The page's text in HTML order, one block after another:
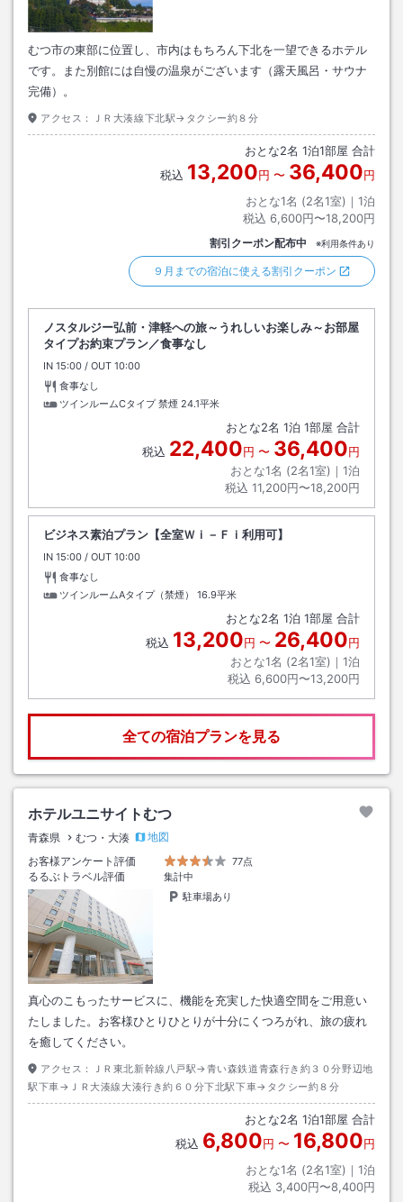
むつ市の東部に位置し、市内はもちろん下北を一望できるホテル
です。また別館には自慢の温泉がございます（露天風呂・サウナ
完備）。
アクセス： ＪＲ大湊線下北駅→タクシー約８分
おとな2名 1泊1部屋 合計
税込 13,200円 〜 36,400円
おとな1名 (2名1室)｜ 1泊
税込 6,600円〜18,200円
割引クーポン配布中 ※利用条件あり
９月までの宿泊に使える割引クーポン
ノスタルジー弘前・津軽への旅～うれしいお楽しみ～お部屋
タイプお約束プラン／食事なし
IN チェックイン
15:00 / OUT チェックアウト
10:00
食事なし
ツインルームCタイプ 禁煙 24.1平米
おとな2名 1泊 1部屋 合計
税込 22,400円 〜 36,400円
おとな1名 (2名1室)｜ 1泊
税込 11,200円〜18,200円
ビジネス素泊プラン【全室Ｗｉ－Ｆｉ利用可】
IN チェックイン
15:00 / OUT チェックアウト
10:00
食事なし
ツインルームAタイプ（禁煙）
16.9平米
おとな2名 1泊 1部屋 合計
税込 13,200円 〜 26,400円
おとな1名 (2名1室)｜ 1泊
税込 6,600円〜13,200円
全ての宿泊プランを見る
ホテルユニサイトむつ
青森県 むつ・大湊
地図
お客様アンケート評価
77点
るるぶトラベル評価
集計中
駐車場あり
真心のこもったサービスに、機能を充実した快適空間をご用意い
たしました。お客様ひとりひとりが十分にくつろがれ、旅の疲れ
を癒してください。
アクセス：
ＪＲ東北新幹線八戸駅→青い森鉄道青森行き約３０分野辺地
駅下車→ＪＲ大湊線大湊行き約６０分下北駅下車→タクシー約８分
おとな2名 1泊1部屋 合計
税込 6,800円 〜 16,800円
おとな1名 (2名1室)｜ 1泊
税込 3,400円〜8,400円